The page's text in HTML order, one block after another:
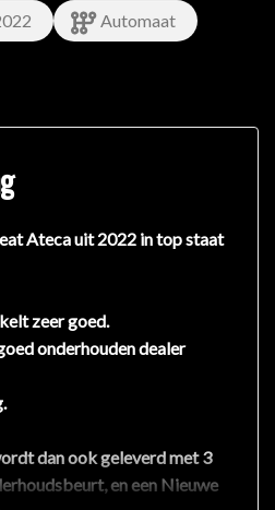
Automaat
Ateca uit 2022 in top staat
zeer goed.
onderhouden dealer
dan ook geleverd met 3
en een Nieuwe